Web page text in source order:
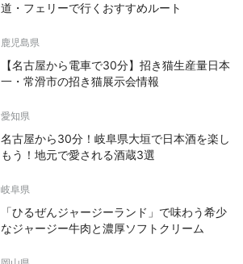
道・フェリーで行くおすすめルート
鹿児島県
【名古屋から電車で30分】招き猫生産量日本
一・常滑市の招き猫展示会情報
愛知県
名古屋から30分！岐阜県大垣で日本酒を楽し
もう！地元で愛される酒蔵3選
岐阜県
「ひるぜんジャージーランド」で味わう希少
なジャージー牛肉と濃厚ソフトクリーム